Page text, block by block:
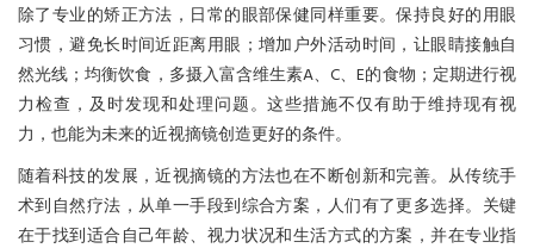
除了专业的矫正方法，日常的眼部保健同样重要。保持良好的用眼
习惯，避免长时间近距离用眼；增加户外活动时间，让眼睛接触自
然光线；均衡饮食，多摄入富含维生素A、C、E的食物；定期进行视
力检查，及时发现和处理问题。这些措施不仅有助于维持现有视
力，也能为未来的近视摘镜创造更好的条件。
随着科技的发展，近视摘镜的方法也在不断创新和完善。从传统手
术到自然疗法，从单一手段到综合方案，人们有了更多选择。关键
在于找到适合自己年龄、视力状况和生活方式的方案，并在专业指